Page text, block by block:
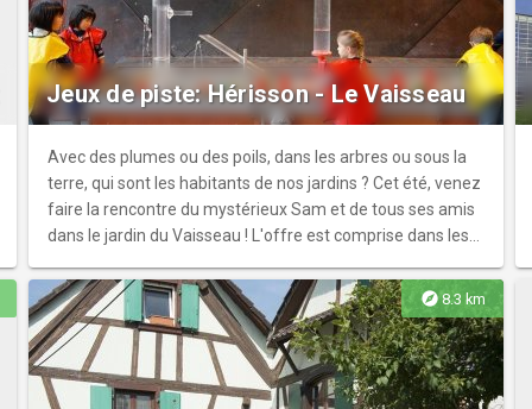
Jeux de piste: Hérisson - Le Vaisseau
Avec des plumes ou des poils, dans les arbres ou sous la
terre, qui sont les habitants de nos jardins ? Cet été, venez
faire la rencontre du mystérieux Sam et de tous ses amis
dans le jardin du Vaisseau ! L'offre est comprise dans les
explore8.3 km